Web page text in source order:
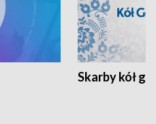
Skarby kół